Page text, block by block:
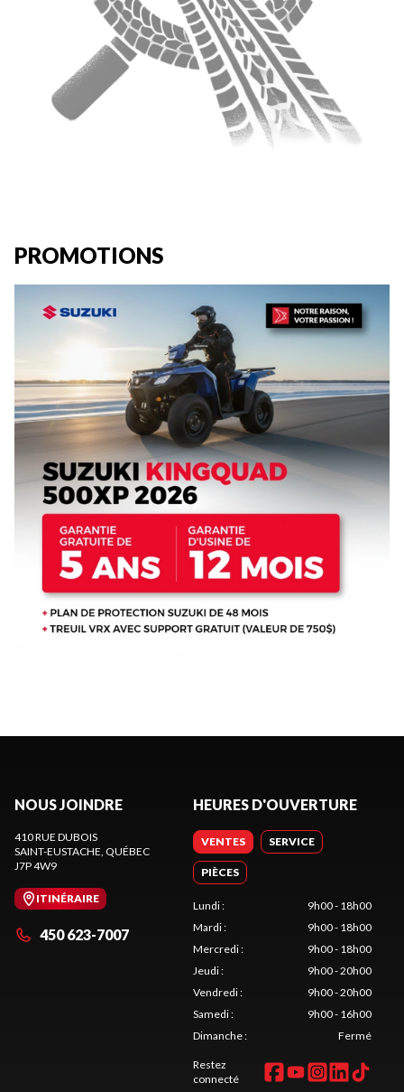
PROMOTIONS
NOUS JOINDRE
410 RUE DUBOIS
SAINT-EUSTACHE, QUÉBEC
J7P 4W9
ITINÉRAIRE
450 623-7007
HEURES D'OUVERTURE
VENTES SERVICE
PIÈCES
Lundi:
9h00 - 18h00
Mardi:
9h00 - 18h00
Mercredi:
9h00 - 18h00
Jeudi:
9h00 - 20h00
Vendredi:
9h00 - 20h00
Samedi:
9h00 - 16h00
Dimanche: Fermé
Restez
connecté